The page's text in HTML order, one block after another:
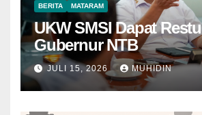
BERITA MATARAM
UKW SMSI Dapat Restu
Gubernur NTB
JULI 15, 2026 MUHIDIN